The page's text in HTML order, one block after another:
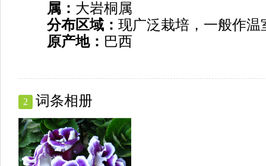
属： 大岩桐属
分布区域： 现广泛栽培，一般作温
原产地： 巴西
2 词条相册